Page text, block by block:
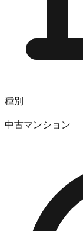
種別
中古マンション